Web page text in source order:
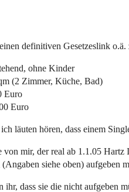
definitiven Gesetzeslink
ohne Kinder
(2 Zimmer, Küche, Bad)
Euro
Euro
läuten hören, dass einem
von mir, der real ab 1.1.05
siehe oben) aufgeben
ihr, dass sie die nicht aufgeben